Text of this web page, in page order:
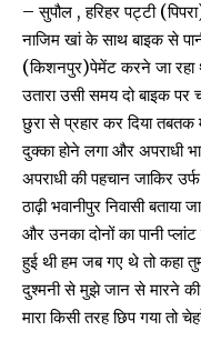
– सुपौल , हरिहर पट्टी
नाजिम खां के साथ बाइक से
(किशनपुर)पेमेंट करने जा रहा
उतारा उसी समय दो बाइक
छुरा से प्रहार कर दिया
दुक्का होने लगा और अपराधी
अपराधी की पहचान जाकिर
ठाढ़ी भवानीपुर निवासी बताया
और उनका दोनों का पानी
हुई थी हम जब गए थे तो कहा
दुश्मनी से मुझे जान से मारने की
मारा किसी तरह छिप गया तो